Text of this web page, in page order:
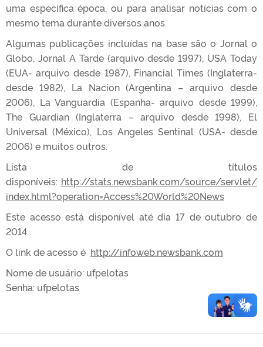
uma específica época, ou para analisar notícias com o
mesmo tema durante diversos anos.
Algumas publicações incluídas na base são o Jornal o
Globo, Jornal A Tarde (arquivo desde 1997), USA Today
(EUA- arquivo desde 1987), Financial Times (Inglaterra-
desde 1982), La Nacion (Argentina – arquivo desde
2006), La Vanguardia (Espanha- arquivo desde 1999),
The Guardian (Inglaterra – arquivo desde 1998), El
Universal (México), Los Angeles Sentinal (USA- desde
2006) e muitos outros.
Lista de títulos
disponíveis: http://stats.newsbank.com/source/servlet/
index.html?operation=Access%20World%20News
Este acesso está disponível até dia 17 de outubro de
2014.
O link de acesso é http://infoweb.newsbank.com
Nome de usuário: ufpelotas
Senha: ufpelotas